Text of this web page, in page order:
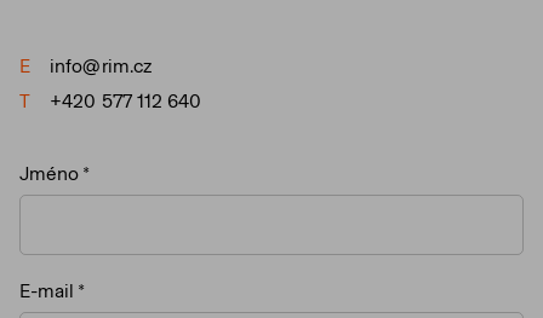
E
info@rim.cz
T
+420 577 112 640
Jméno
E-mail